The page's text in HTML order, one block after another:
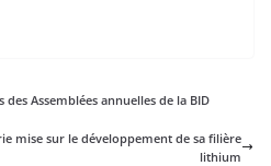
Assemblées annuelles de la BID
mise sur le développement de sa filière
lithium